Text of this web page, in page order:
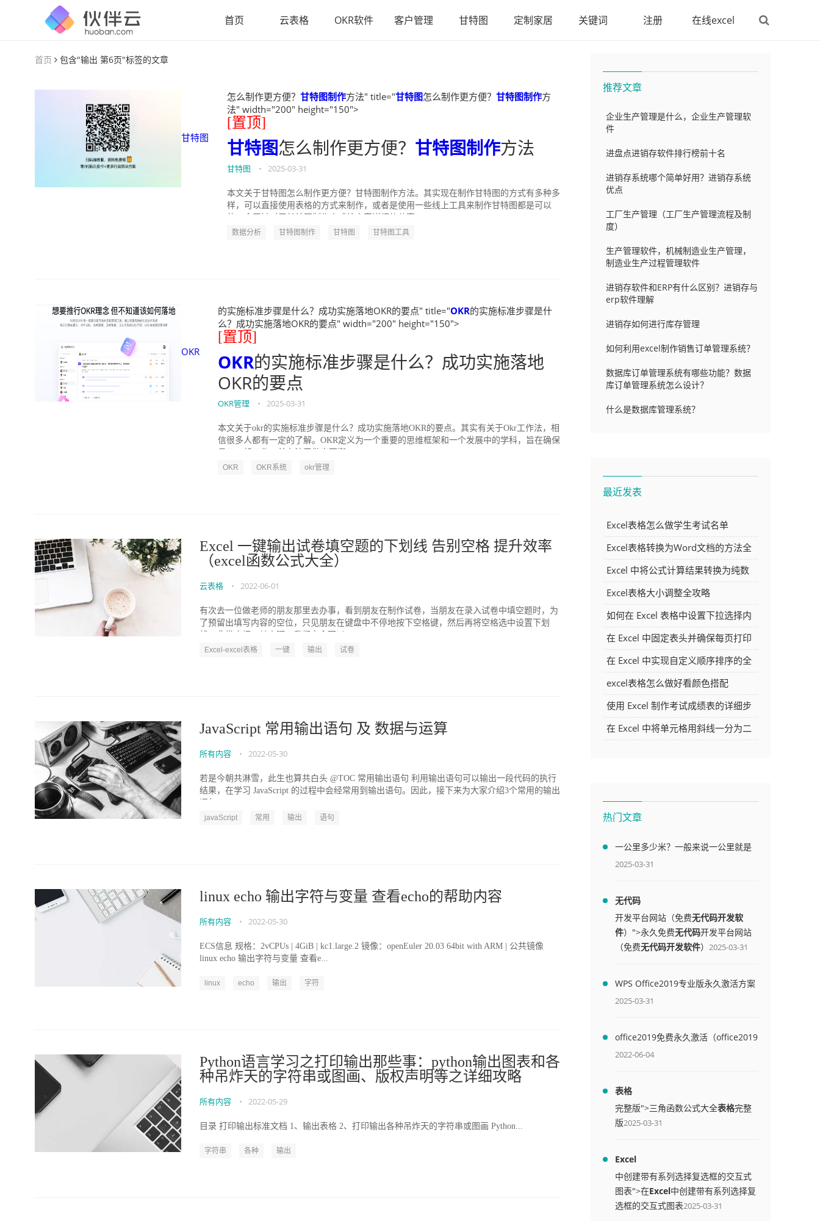
首页 云表格 OKR软件 客户管理 甘特图 定制家居 关键词 注册 在线excel
首页 包含"输出 第6页"标签的文章
甘特图
怎么制作更方便？ 甘特图制作方法" title="甘特图怎么制作更方便？ 甘特图制作方
法" width="200" height="150">
[置顶]
甘特图怎么制作更方便？ 甘特图制作方法
甘特图 • 2025-03-31
本文关于甘特图怎么制作更方便？甘特图制作方法。其实现在制作甘特图的方式有多种多
样，可以直接使用表格的方式来制作，或者是使用一些线上工具来制作甘特图都是可以
数据分析 甘特图制作 甘特图 甘特图工具
OKR
的实施标准步骤是什么？成功实施落地OKR的要点" title="OKR的实施标准步骤是什
么？成功实施落地OKR的要点" width="200" height="150">
[置顶]
OKR的实施标准步骤是什么？成功实施落地
OKR的要点
OKR管理 • 2025-03-31
本文关于okr的实施标准步骤是什么？成功实施落地OKR的要点。其实有关于Okr工作法，相
信很多人都有一定的了解。OKR定义为一个重要的思维框架和一个发展中的学科，旨在确保
OKR OKR系统 okr管理
Excel 一键输出试卷填空题的下划线 告别空格 提升效率
（excel函数公式大全）
云表格 • 2022-06-01
有次去一位做老师的朋友那里去办事，看到朋友在制作试卷，当朋友在录入试卷中填空题时，为
了预留出填写内容的空位，只见朋友在键盘中不停地按下空格键，然后再将空格选中设置下划
Excel-excel表格 一键 输出 试卷
JavaScript 常用输出语句 及 数据与运算
所有内容 • 2022-05-30
若是今朝共淋雪，此生也算共白头 @TOC 常用输出语句 利用输出语句可以输出一段代码的执行
结果，在学习 JavaScript 的过程中会经常用到输出语句。因此，接下来为大家介绍3个常用的输出
javaScript 常用 输出 语句
linux echo 输出字符与变量 查看echo的帮助内容
所有内容 • 2022-05-30
ECS信息 规格：2vCPUs | 4GiB | kc1.large.2 镜像：openEuler 20.03 64bit with ARM | 公共镜像
linux echo 输出字符与变量 查看e...
linux echo 输出 字符
Python语言学习之打印输出那些事：python输出图表和各
种吊炸天的字符串或图画、版权声明等之详细攻略
所有内容 • 2022-05-29
目录 打印输出标准文档 1、输出表格 2、打印输出各种吊炸天的字符串或图画 Python...
字符串 各种 输出
推荐文章
企业生产管理是什么，企业生产管理软
件
进盘点进销存软件排行榜前十名
进销存系统哪个简单好用？进销存系统
优点
工厂生产管理（工厂生产管理流程及制
度）
生产管理软件，机械制造业生产管理，
制造业生产过程管理软件
进销存软件和ERP有什么区别？进销存与
erp软件理解
进销存如何进行库存管理
如何利用excel制作销售订单管理系统？
数据库订单管理系统有哪些功能？数据
库订单管理系统怎么设计？
什么是数据库管理系统？
最近发表
Excel表格怎么做学生考试名单
Excel表格转换为Word文档的方法全
解析
Excel 中将公式计算结果转换为纯数
字的多种方法
Excel表格大小调整全攻略
如何在 Excel 表格中设置下拉选择内
容
在 Excel 中固定表头并确保每页打印
时都显示表头的方法详解
在 Excel 中实现自定义顺序排序的全
面指南
excel表格怎么做好看颜色搭配
使用 Excel 制作考试成绩表的详细步
骤及技巧
在 Excel 中将单元格用斜线一分为二
热门文章
一公里多少米？一般来说一公里就是
1000米
2025-03-31
无代码
开发平台网站（免费无代码开发软
件）">永久免费无代码开发平台网站
（免费无代码开发软件） 2025-03-31
WPS Office2019专业版永久激活方案
(附终身授权序列号)
2025-03-31
office2019免费永久激活（office2019
免费永久激活码）
2022-06-04
表格
完整版">三角函数公式大全表格完整
版2025-03-31
Excel
中创建带有系列选择复选框的交互式
图表">在Excel中创建带有系列选择复
选框的交互式图表2025-03-31